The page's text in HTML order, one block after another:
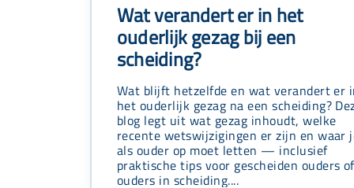
Wat verandert er in het
ouderlijk gezag bij een
scheiding?
Wat blijft hetzelfde en wat verandert er
het ouderlijk gezag na een scheiding?
blog legt uit wat gezag inhoudt, welke
recente wetswijzigingen er zijn en waar
als ouder op moet letten — inclusief
praktische tips voor gescheiden ouders of
ouders in scheiding....